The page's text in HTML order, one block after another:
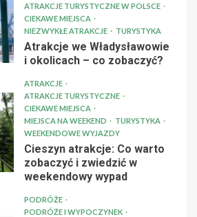
ATRAKCJE TURYSTYCZNE W POLSCE
CIEKAWE MIEJSCA
NIEZWYKŁE ATRAKCJE
TURYSTYKA
Atrakcje we Władysławowie
i okolicach – co zobaczyć?
ATRAKCJE
ATRAKCJE TURYSTYCZNE
CIEKAWE MIEJSCA
MIEJSCA NA WEEKEND
TURYSTYKA
WEEKENDOWE WYJAZDY
Cieszyn atrakcje: Co warto
zobaczyć i zwiedzić w
weekendowy wypad
PODRÓŻE
PODRÓŻE I WYPOCZYNEK